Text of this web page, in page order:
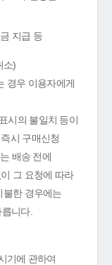
지급 등
소)
경우 이용자에게
시의 불일치 등이
시 구매신청
배송 전에
그 요청에 따라
불한 경우에는
니다.
기에 관하여